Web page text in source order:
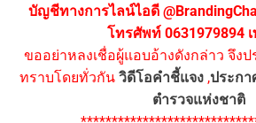
บัญชีทางการไลน์ไอดี
โทรศัพท์ 0631979894
ขออย่าหลงเชื่อผู้แอบอ้างดังกล่าว จึง
ทราบโดยทั่วกัน วิดีโอคำชี้แจง ,ประกา
ตำรวจแห่งชาติ